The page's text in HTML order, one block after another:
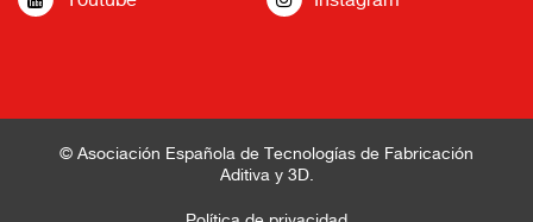
© Asociación Española de Tecnologías de Fabricación
Aditiva y 3D.